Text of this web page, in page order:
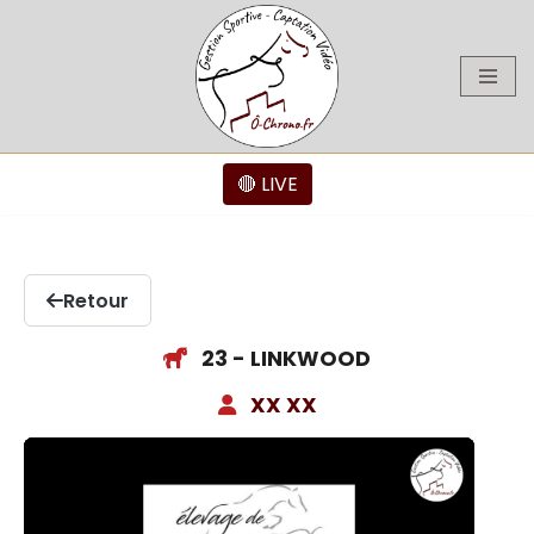
🔴 LIVE
Retour
23 - LINKWOOD
XX XX